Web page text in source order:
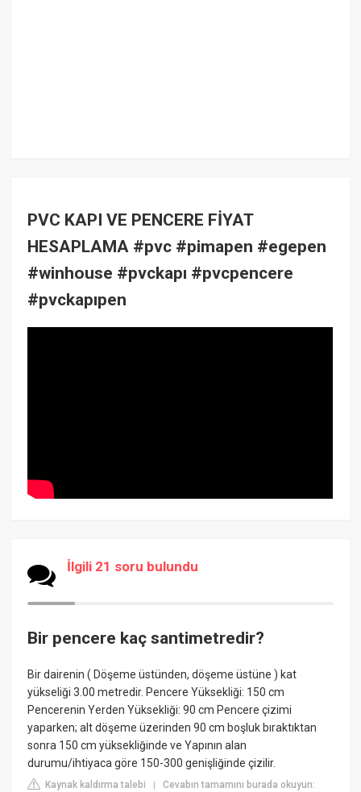
PVC KAPI VE PENCERE FİYAT
HESAPLAMA #pvc #pimapen #egepen
#winhouse #pvckapı #pvcpencere
#pvckapıpen
İlgili 21 soru bulundu
Bir pencere kaç santimetredir?
Bir dairenin ( Döşeme üstünden, döşeme üstüne ) kat
yükseliği 3.00 metredir. Pencere Yüksekliği: 150 cm
Pencerenin Yerden Yüksekliği: 90 cm Pencere çizimi
yaparken; alt döşeme üzerinden 90 cm boşluk bıraktıktan
sonra 150 cm yüksekliğinde ve Yapının alan
durumu/ihtiyaca göre 150-300 genişliğinde çizilir.
Kaynak kaldırma talebi |Cevabın tamamını burada okuyun: